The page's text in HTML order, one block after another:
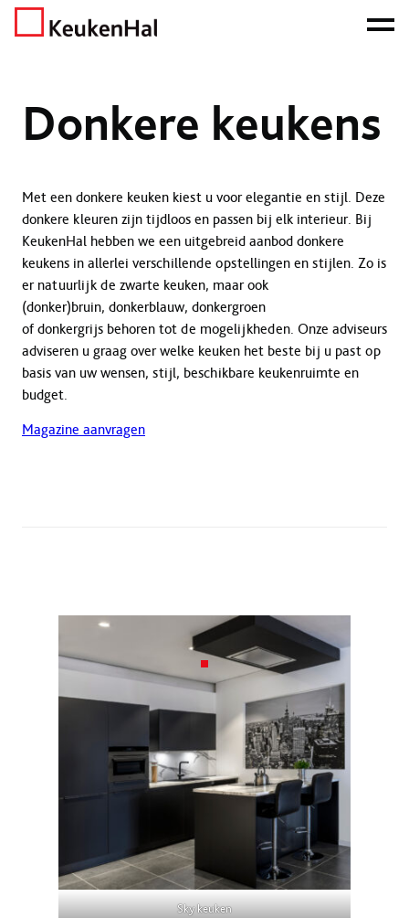
Home Keukens Donkere keukens
Donkere keukens
Met een donkere keuken kiest u voor elegantie en stijl. Deze
donkere kleuren zijn tijdloos en passen bij elk interieur. Bij
KeukenHal hebben we een uitgebreid aanbod donkere
keukens in allerlei verschillende opstellingen en stijlen. Zo is
er natuurlijk de zwarte keuken, maar ook
(donker)bruin, donkerblauw, donkergroen
of donkergrijs behoren tot de mogelijkheden. Onze adviseurs
adviseren u graag over welke keuken het beste bij u past op
basis van uw wensen, stijl, beschikbare keukenruimte en
budget.
Magazine aanvragen
Sky keuken